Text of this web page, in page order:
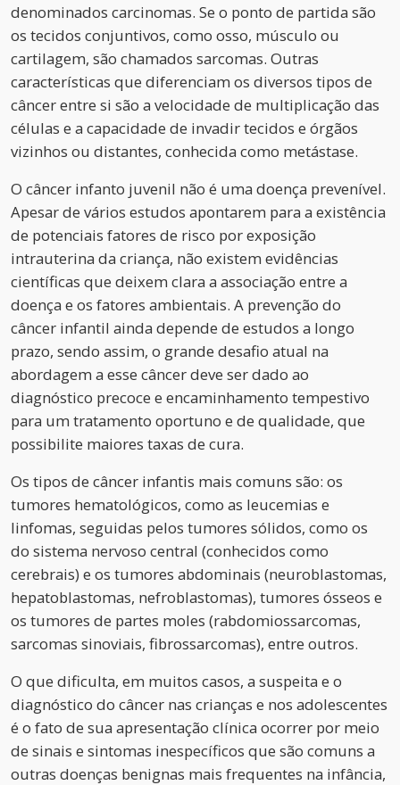
denominados carcinomas. Se o ponto de partida são
os tecidos conjuntivos, como osso, músculo ou
cartilagem, são chamados sarcomas. Outras
características que diferenciam os diversos tipos de
câncer entre si são a velocidade de multiplicação das
células e a capacidade de invadir tecidos e órgãos
vizinhos ou distantes, conhecida como metástase.
O câncer infanto juvenil não é uma doença prevenível.
Apesar de vários estudos apontarem para a existência
de potenciais fatores de risco por exposição
intrauterina da criança, não existem evidências
científicas que deixem clara a associação entre a
doença e os fatores ambientais. A prevenção do
câncer infantil ainda depende de estudos a longo
prazo, sendo assim, o grande desafio atual na
abordagem a esse câncer deve ser dado ao
diagnóstico precoce e encaminhamento tempestivo
para um tratamento oportuno e de qualidade, que
possibilite maiores taxas de cura.
Os tipos de câncer infantis mais comuns são: os
tumores hematológicos, como as leucemias e
linfomas, seguidas pelos tumores sólidos, como os
do sistema nervoso central (conhecidos como
cerebrais) e os tumores abdominais (neuroblastomas,
hepatoblastomas, nefroblastomas), tumores ósseos e
os tumores de partes moles (rabdomiossarcomas,
sarcomas sinoviais, fibrossarcomas), entre outros.
O que dificulta, em muitos casos, a suspeita e o
diagnóstico do câncer nas crianças e nos adolescentes
é o fato de sua apresentação clínica ocorrer por meio
de sinais e sintomas inespecíficos que são comuns a
outras doenças benignas mais frequentes na infância,